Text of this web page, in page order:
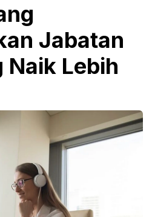
Jabatan
Naik Lebih